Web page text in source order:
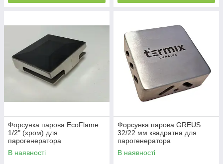
Форсунка парова EcoFlame
1/2" (хром) для
парогенератора
В наявності
Форсунка парова GREUS
32/22 мм квадратна для
парогенератора
В наявності